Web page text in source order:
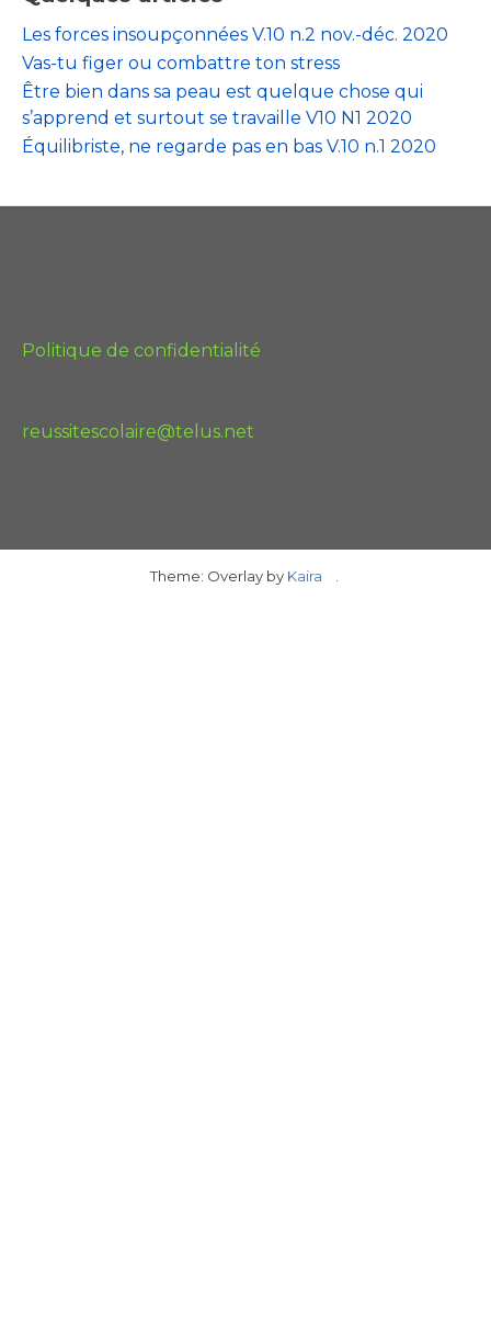
Les forces insoupçonnées V.10 n.2 nov.-déc. 2020
Vas-tu figer ou combattre ton stress
Être bien dans sa peau est quelque chose qui
s’apprend et surtout se travaille V10 N1 2020
Équilibriste, ne regarde pas en bas V.10 n.1 2020
Politique de confidentialité
reussitescolaire@telus.net
Theme: Overlay by Kaira .